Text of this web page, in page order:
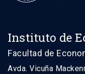
Instituto de
Facultad de
Avda. Vicuña